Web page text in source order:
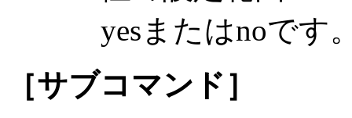
yesまたはnoです
［サブコマンド］